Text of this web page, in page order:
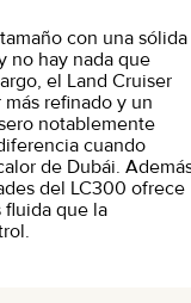
con una sólida
no hay nada que
el Land Cruiser
refinado y un
notablemente
cuando
de Dubái.
del LC300 ofrece
fluida que la